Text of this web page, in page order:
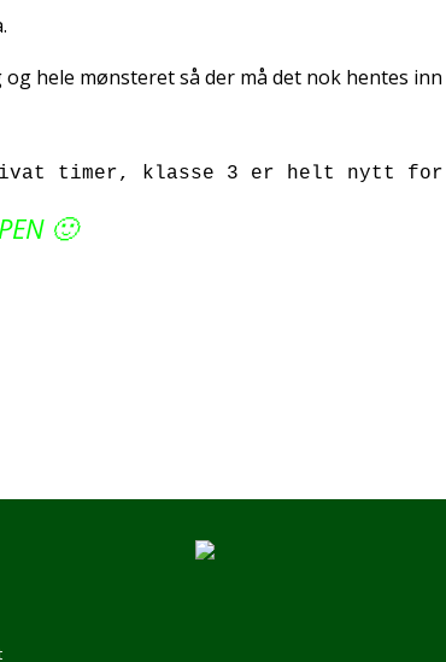
hele mønsteret så der må det nok hentes inn
privat timer, klasse 3 er helt
🙂